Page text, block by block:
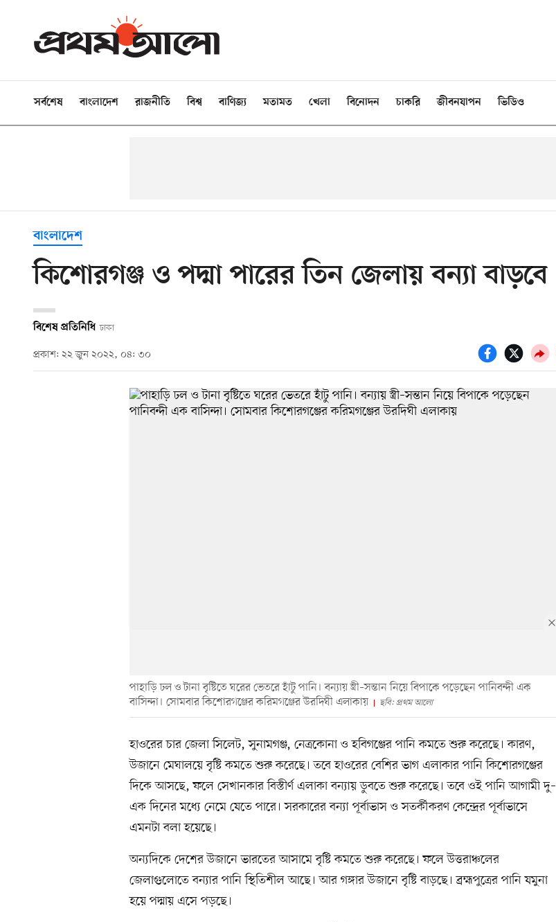
সর্বশেষ বাংলাদেশ রাজনীতি বিশ্ব বাণিজ্য মতামত খেলা বিনোদন চাকরি জীবনযাপন ভিডিও
বাংলাদেশ
কিশোরগঞ্জ ও পদ্মা পারের তিন জেলায় বন্যা বাড়বে
বিশেষ প্রতিনিধি ঢাকা
প্রকাশ: ২২ জুন ২০২২, ০৪: ৩০
পাহাড়ি ঢল ও টানা বৃষ্টিতে ঘরের ভেতরে হাঁটু পানি। বন্যায় স্ত্রী–সন্তান নিয়ে বিপাকে পড়েছেন পানিবন্দী এক
বাসিন্দা। সোমবার কিশোরগঞ্জের করিমগঞ্জের উরদিঘী এলাকায়
ছবি: প্রথম আলো
হাওরের চার জেলা সিলেট, সুনামগঞ্জ, নেত্রকোনা ও হবিগঞ্জের পানি কমতে শুরু করেছে। কারণ,
উজানে মেঘালয়ে বৃষ্টি কমতে শুরু করেছে। তবে হাওরের বেশির ভাগ এলাকার পানি কিশোরগঞ্জের
দিকে আসছে, ফলে সেখানকার বিস্তীর্ণ এলাকা বন্যায় ডুবতে শুরু করেছে। তবে ওই পানি আগামী দু–
এক দিনের মধ্যে নেমে যেতে পারে। সরকারের বন্যা পূর্বাভাস ও সতর্কীকরণ কেন্দ্রের পূর্বাভাসে
এমনটা বলা হয়েছে।
অন্যদিকে দেশের উজানে ভারতের আসামে বৃষ্টি কমতে শুরু করেছে। ফলে উত্তরাঞ্চলের
জেলাগুলোতে বন্যার পানি স্থিতিশীল আছে। আর গঙ্গার উজানে বৃষ্টি বাড়ছে। ব্রহ্মপুত্রের পানি যমুনা
হয়ে পদ্মায় এসে পড়ছে।